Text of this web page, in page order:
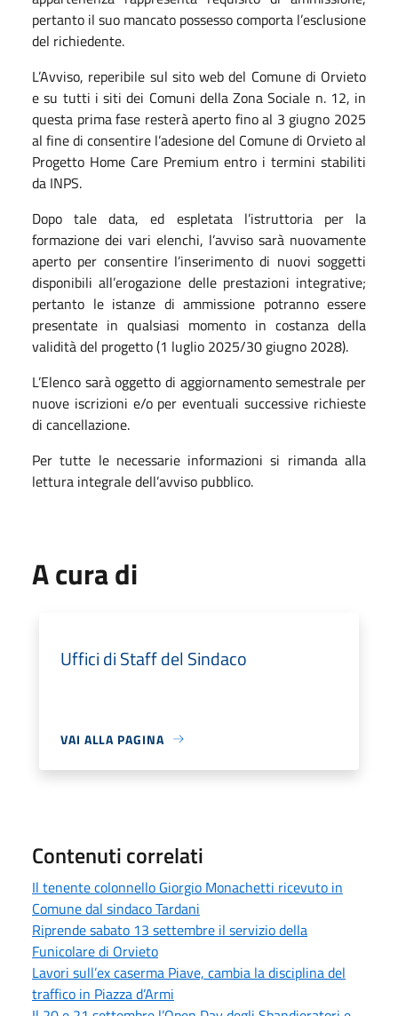
pertanto il suo mancato possesso comporta l’esclusione
del richiedente.
L’Avviso, reperibile sul sito web del Comune di Orvieto
e su tutti i siti dei Comuni della Zona Sociale n. 12, in
questa prima fase resterà aperto fino al 3 giugno 2025
al fine di consentire l’adesione del Comune di Orvieto al
Progetto Home Care Premium entro i termini stabiliti
da INPS.
Dopo tale data, ed espletata l’istruttoria per la
formazione dei vari elenchi, l’avviso sarà nuovamente
aperto per consentire l’inserimento di nuovi soggetti
disponibili all’erogazione delle prestazioni integrative;
pertanto le istanze di ammissione potranno essere
presentate in qualsiasi momento in costanza della
validità del progetto (1 luglio 2025/30 giugno 2028).
L’Elenco sarà oggetto di aggiornamento semestrale per
nuove iscrizioni e/o per eventuali successive richieste
di cancellazione.
Per tutte le necessarie informazioni si rimanda alla
lettura integrale dell’avviso pubblico.
A cura di
Uffici di Staff del Sindaco
VAI ALLA PAGINA
Contenuti correlati
Il tenente colonnello Giorgio Monachetti ricevuto in
Comune dal sindaco Tardani
Riprende sabato 13 settembre il servizio della
Funicolare di Orvieto
Lavori sull’ex caserma Piave, cambia la disciplina del
traffico in Piazza d’Armi